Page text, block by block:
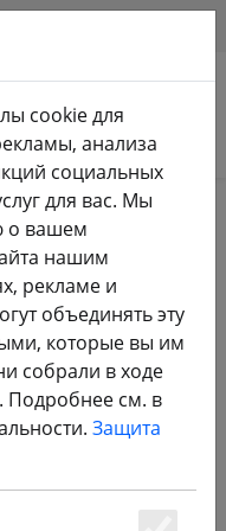
cookie для
анализа
социальных
для вас. Мы
о вашем
нашим
рекламе и
объединять эту
которые вы им
собрали в ходе
Подробнее см. в
Защита